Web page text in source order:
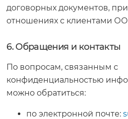
договорных документов,
отношениях с клиентами
6. Обращения и контакты
По вопросам, связанным с
конфиденциальностью
можно обратиться:
по электронной почте: